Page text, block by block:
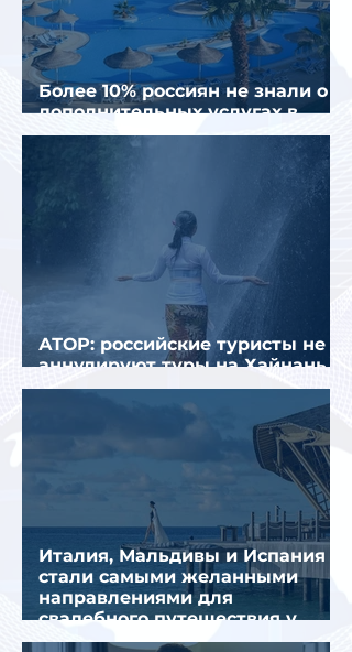
Более 10% россиян не знали о
дополнительных услугах в
отелях
АТОР: российские туристы не
аннулируют туры на Хайнань
из-за тайфуна «Дельфин»
Италия, Мальдивы и Испания
стали самыми желанными
направлениями для
свадебного путешествия у
россиян